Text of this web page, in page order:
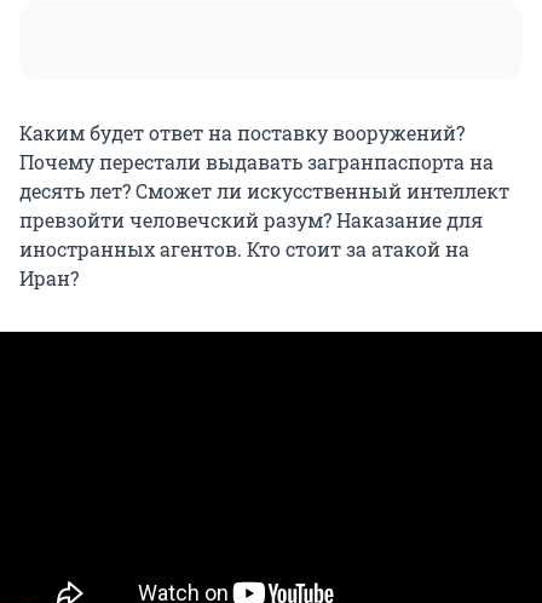
Каким будет ответ на поставку вооружений?
Почему перестали выдавать загранпаспорта на
десять лет? Сможет ли искусственный интеллект
превзойти человечский разум? Наказание для
иностранных агентов. Кто стоит за атакой на
Иран?